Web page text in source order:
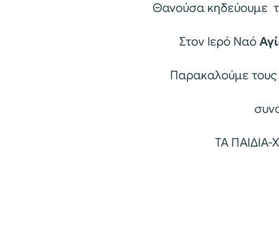
Θανούσα κηδεύουμε
Στον Ιερό Ναό
Παρακαλούμε τους
ΤΑ